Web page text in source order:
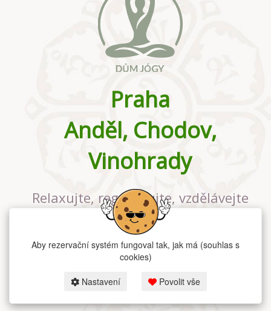
Praha
Anděl, Chodov,
Vinohrady
Relaxujte, regenerujte, vzdělávejte
se v největším jógovém studiu v
Praze
Aby rezervační systém fungoval tak, jak má (souhlas s
cookies)
Nastavení Povolit vše